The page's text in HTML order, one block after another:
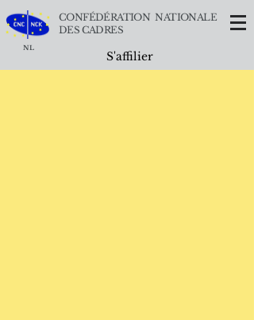
NL
CONFÉDÉRATION NATIONALE
DES CADRES
S'affilier